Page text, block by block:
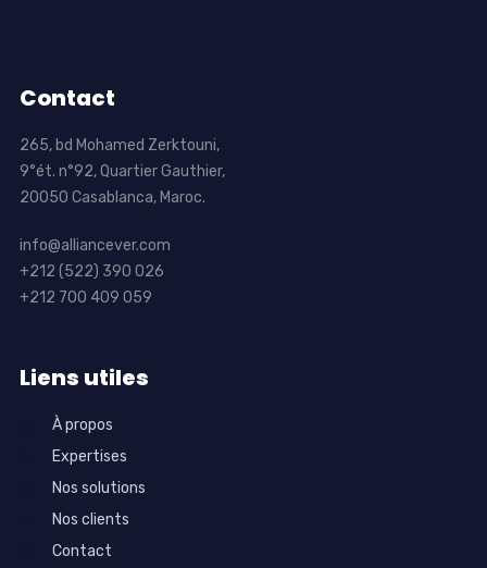
Contact
265, bd Mohamed Zerktouni,
9°ét. n°92, Quartier Gauthier,
20050 Casablanca, Maroc.
info@alliancever.com
+212 (522) 390 026
+212 700 409 059
Liens utiles
À propos
Expertises
Nos solutions
Nos clients
Contact